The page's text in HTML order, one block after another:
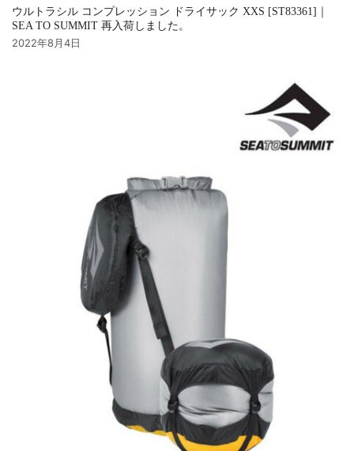
ウルトラシル コンプレッション ドライサック XXS [ST83361]｜
SEA TO SUMMIT 再入荷しました。
2022年8月4日